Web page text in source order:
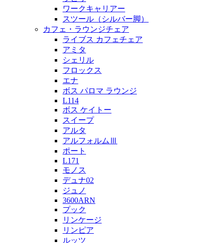
ワークキャリアー
スツール（シルバー脚）
カフェ・ラウンジチェア
ライブス カフェチェア
アミタ
シェリル
フロックス
エナ
ボス パロマ ラウンジ
L114
ボス ケイトー
スイープ
アルタ
アルフォルムⅢ
ポート
L171
モノス
デュナ02
ジュノ
3600ARN
プック
リンケージ
リンピア
ルッツ